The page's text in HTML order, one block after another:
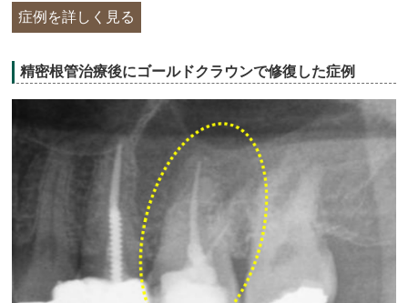
症例を詳しく見る
精密根管治療後にゴールドクラウンで修復した症例